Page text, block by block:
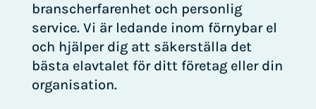
branscherfarenhet och personlig
service. Vi är ledande inom förnybar el
och hjälper dig att säkerställa det
bästa elavtalet för ditt företag eller din
organisation.